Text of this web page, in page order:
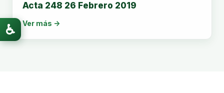
Acta 248 26 Febrero 2019
Ver más →
♿